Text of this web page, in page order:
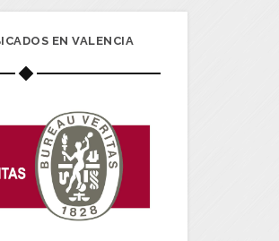
EN VALENCIA